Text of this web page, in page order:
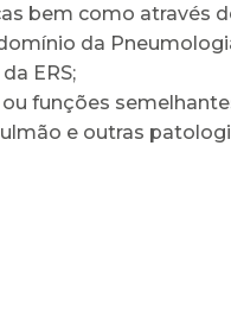
bem como através
da
ERS;
funções
e outras